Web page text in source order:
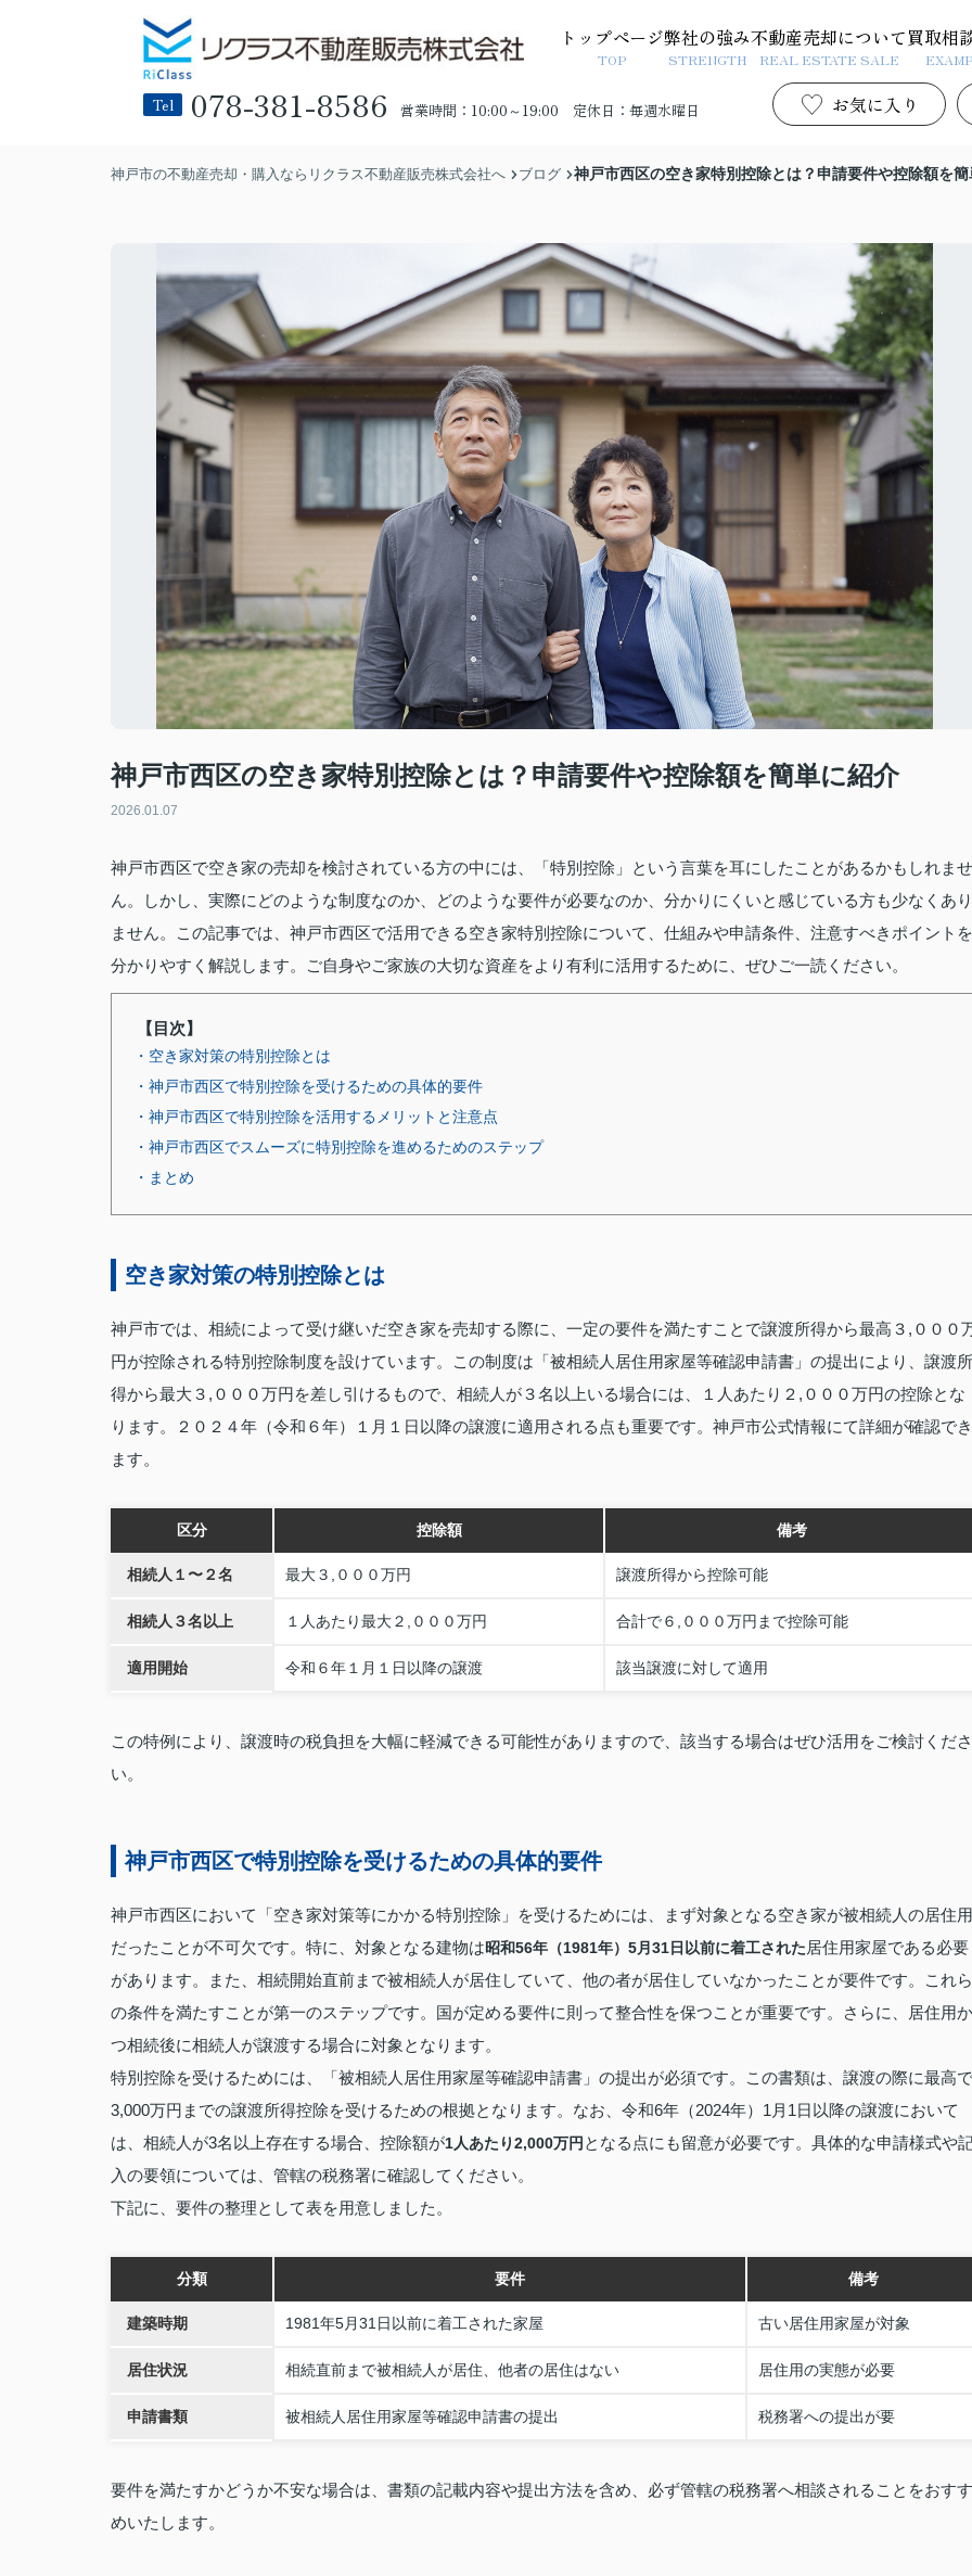
トップページ
TOP
弊社の強み
STRENGTH
不動産売却について
REAL ESTATE SALE
買取相
Tel 078-381-8586 営業時間：10:00～19:00 定休日：毎週水曜日 お気に入り
神戸市の不動産売却・購入ならリクラス不動産販売株式会社へ ブログ 神戸市西区の空き家特別控除とは？申請要件や控除額を
神戸市西区の空き家特別控除とは？申請要件や控除額を簡単に紹介
2026.01.07
神戸市西区で空き家の売却を検討されている方の中には、「特別控除」という言葉を耳にしたことがあるかもしれませ
ん。しかし、実際にどのような制度なのか、どのような要件が必要なのか、分かりにくいと感じている方も少なくあり
ません。この記事では、神戸市西区で活用できる空き家特別控除について、仕組みや申請条件、注意すべきポイントを
分かりやすく解説します。ご自身やご家族の大切な資産をより有利に活用するために、ぜひご一読ください。
【目次】
・空き家対策の特別控除とは
・神戸市西区で特別控除を受けるための具体的要件
・神戸市西区で特別控除を活用するメリットと注意点
・神戸市西区でスムーズに特別控除を進めるためのステップ
・まとめ
空き家対策の特別控除とは
神戸市では、相続によって受け継いだ空き家を売却する際に、一定の要件を満たすことで譲渡所得から最高３,０００
円が控除される特別控除制度を設けています。この制度は「被相続人居住用家屋等確認申請書」の提出により、譲渡所
得から最大３,０００万円を差し引けるもので、相続人が３名以上いる場合には、１人あたり２,０００万円の控除とな
ります。２０２４年（令和６年）１月１日以降の譲渡に適用される点も重要です。神戸市公式情報にて詳細が確認でき
ます。
区分 控除額 備考
相続人１〜２名 最大３,０００万円 譲渡所得から控除可能
相続人３名以上 １人あたり最大２,０００万円 合計で６,０００万円まで控除可能
適用開始 令和６年１月１日以降の譲渡 該当譲渡に対して適用
この特例により、譲渡時の税負担を大幅に軽減できる可能性がありますので、該当する場合はぜひ活用をご検討くださ
い。
神戸市西区で特別控除を受けるための具体的要件
神戸市西区において「空き家対策等にかかる特別控除」を受けるためには、まず対象となる空き家が被相続人の居住用
だったことが不可欠です。特に、対象となる建物は昭和56年（1981年）5月31日以前に着工された居住用家屋である必要
があります。また、相続開始直前まで被相続人が居住していて、他の者が居住していなかったことが要件です。これら
の条件を満たすことが第一のステップです。国が定める要件に則って整合性を保つことが重要です。さらに、居住用か
つ相続後に相続人が譲渡する場合に対象となります。
特別控除を受けるためには、「被相続人居住用家屋等確認申請書」の提出が必須です。この書類は、譲渡の際に最高で
3,000万円までの譲渡所得控除を受けるための根拠となります。なお、令和6年（2024年）1月1日以降の譲渡において
は、相続人が3名以上存在する場合、控除額が1人あたり2,000万円 となる点にも留意が必要です。具体的な申請様式や
入の要領については、管轄の税務署に確認してください。
下記に、要件の整理として表を用意しました。
分類 要件 備考
建築時期 1981年5月31日以前に着工された家屋 古い居住用家屋が対象
居住状況 相続直前まで被相続人が居住、他者の居住はない 居住用の実態が必要
申請書類 被相続人居住用家屋等確認申請書の提出 税務署への提出が要
要件を満たすかどうか不安な場合は、書類の記載内容や提出方法を含め、必ず管轄の税務署へ相談されることをおすす
めいたします。